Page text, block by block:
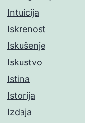
Intuicija
Iskrenost
Iskušenje
Iskustvo
Istina
Istorija
Izdaja